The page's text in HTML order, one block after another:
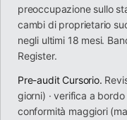
preoccupazione sullo
cambi di proprietario
negli ultimi 18 mesi.
Register.
Pre-audit Cursorio.
giorni) · verifica a
conformità maggiori